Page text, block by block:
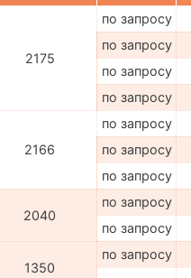
2175
по запросу
по запросу
по запросу
по запросу
2166
по запросу
по запросу
по запросу
2040
по запросу
по запросу
1350
по запросу